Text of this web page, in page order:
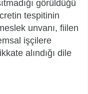
görüldüğü
tespitinin
unvanı, fiilen
işçilere
alındığı dile